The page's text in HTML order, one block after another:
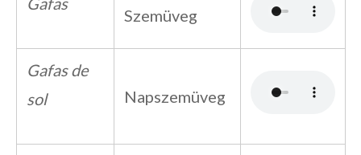
Szemüveg
Gafas de
sol
Napszemüveg